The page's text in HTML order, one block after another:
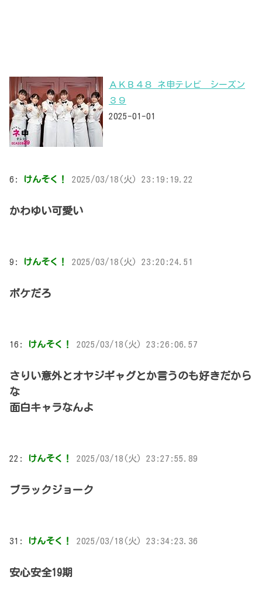
ＡＫＢ４８ ネ申テレビ シーズン
３９
2025-01-01
6: けんそく！ 2025/03/18(火) 23:19:19.22
かわゆい可愛い
9: けんそく！ 2025/03/18(火) 23:20:24.51
ボケだろ
16: けんそく！ 2025/03/18(火) 23:26:06.57
さりい意外とオヤジギャグとか言うのも好きだから
な
面白キャラなんよ
22: けんそく！ 2025/03/18(火) 23:27:55.89
ブラックジョーク
31: けんそく！ 2025/03/18(火) 23:34:23.36
安心安全19期